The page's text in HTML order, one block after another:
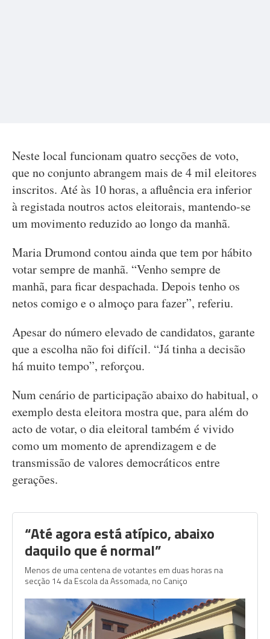
Neste local funcionam quatro secções de voto,
que no conjunto abrangem mais de 4 mil eleitores
inscritos. Até às 10 horas, a afluência era inferior
à registada noutros actos eleitorais, mantendo-se
um movimento reduzido ao longo da manhã.
Maria Drumond contou ainda que tem por hábito
votar sempre de manhã. “Venho sempre de
manhã, para ficar despachada. Depois tenho os
netos comigo e o almoço para fazer”, referiu.
Apesar do número elevado de candidatos, garante
que a escolha não foi difícil. “Já tinha a decisão
há muito tempo”, reforçou.
Num cenário de participação abaixo do habitual, o
exemplo desta eleitora mostra que, para além do
acto de votar, o dia eleitoral também é vivido
como um momento de aprendizagem e de
transmissão de valores democráticos entre
gerações.
“Até agora está atípico, abaixo
daquilo que é normal”
Menos de uma centena de votantes em duas horas na
secção 14 da Escola da Assomada, no Caniço